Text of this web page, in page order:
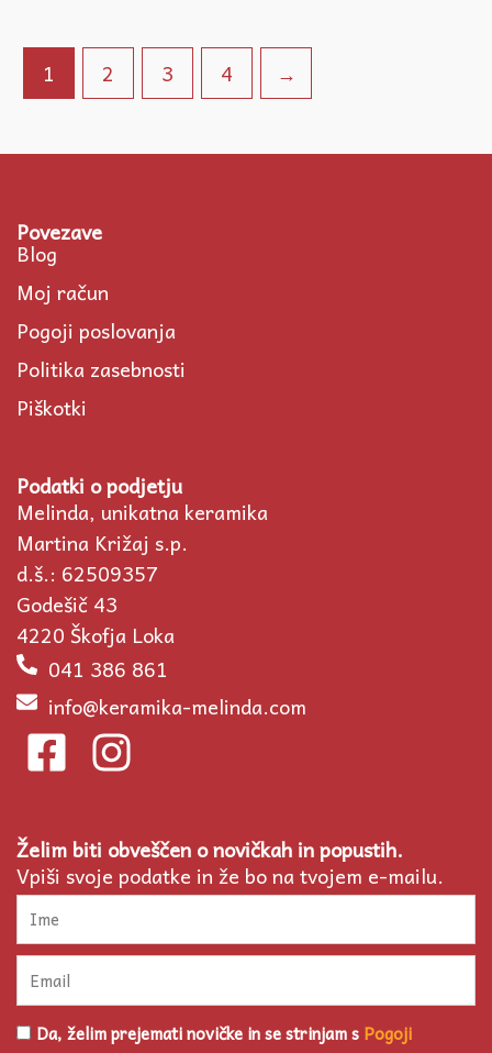
1 2 3 4 →
Povezave
Blog
Moj račun
Pogoji poslovanja
Politika zasebnosti
Piškotki
Podatki o podjetju
Melinda, unikatna keramika
Martina Križaj s.p.
d.š.: 62509357
Godešič 43
4220 Škofja Loka
041 386 861
info@keramika-melinda.com
F
a
c
e
b
o
o
I
n
s
t
a
g
r
Želim biti obveščen o novičkah in popustih.
Vpiši svoje podatke in že bo na tvojem e-mailu.
Ime
Email
PogojiDa, želim prejemati novičke in se strinjam s Pogoji